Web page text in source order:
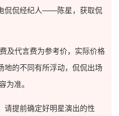
侃侃经纪人——陈星，获取侃
代言费为参考价，实际价格
地的不同有所浮动，侃侃出场
为准。
提前确定好明星演出的性